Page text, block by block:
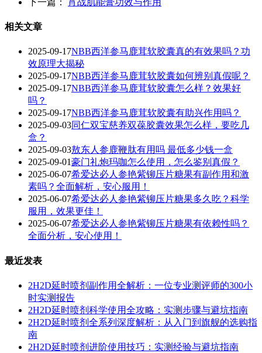
相关文章
2025-09-17NBB西洋参马鹿茸软胶囊真的有效果吗？功
效原理大揭秘
2025-09-17NBB西洋参马鹿茸软胶囊如何辨别真假呢？
2025-09-17‌NBB西洋参马鹿茸软胶囊怎么样？效果好
吗？‌
2025-09-17NBB西洋参马鹿茸软胶囊有助兴作用吗？
2025-09-03同仁双宝慈养双葆胶囊效果怎么样，要吃几
盒？
2025-09-03敖东人参鹿鞭肽有用吗 最低多少钱一盒
2025-09-01豪门礼炮玛咖怎么使用，怎么鉴别真假？
2025-06-07希爱达必人参艳紫铆压片糖果有副作用和激
素吗？全面解析，安心服用！
2025-06-07希爱达必人参艳紫铆压片糖果多久吃？科学
服用，效果更佳！
2025-06-07希爱达必人参艳紫铆压片糖果有依赖性吗？
全面分析，安心使用！
最近发表
2H2D延时喷剂副作用全解析：一位专业测评师的300小
时实测报告
2H2D延时喷剂科学使用全攻略：实测步骤与避坑指南
2H2D延时喷剂全系列深度解析：从入门到旗舰的选购指
南
2H2D延时喷剂进阶使用技巧：实测经验与避坑指南